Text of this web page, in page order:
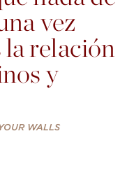
vez
relación
y
WALLS